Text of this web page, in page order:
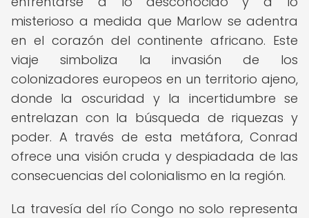
misterioso a medida que Marlow se adentra
en el corazón del continente africano. Este
viaje simboliza la invasión de los
colonizadores europeos en un territorio ajeno,
donde la oscuridad y la incertidumbre se
entrelazan con la búsqueda de riquezas y
poder. A través de esta metáfora, Conrad
ofrece una visión cruda y despiadada de las
consecuencias del colonialismo en la región.
La travesía del río Congo no solo representa